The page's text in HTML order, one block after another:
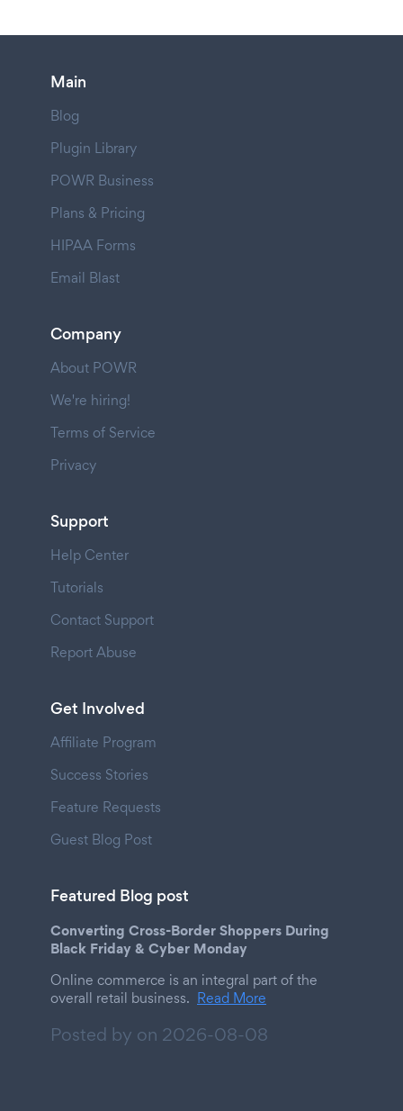
Main
Blog
Plugin Library
POWR Business
Plans & Pricing
HIPAA Forms
Email Blast
Company
About POWR
We're hiring!
Terms of Service
Privacy
Support
Help Center
Tutorials
Contact Support
Report Abuse
Get Involved
Affiliate Program
Success Stories
Feature Requests
Guest Blog Post
Featured Blog post
Converting Cross-Border Shoppers During
Black Friday & Cyber Monday
Online commerce is an integral part of the
overall retail business. Read More
Posted by on 2026-08-08